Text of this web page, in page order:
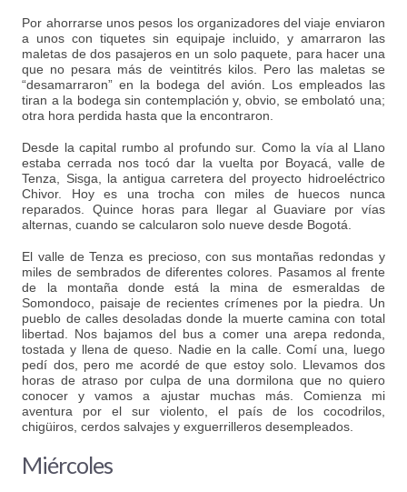
Por ahorrarse unos pesos los organizadores del viaje enviaron
a unos con tiquetes sin equipaje incluido, y amarraron las
maletas de dos pasajeros en un solo paquete, para hacer una
que no pesara más de veintitrés kilos. Pero las maletas se
“desamarraron” en la bodega del avión. Los empleados las
tiran a la bodega sin contemplación y, obvio, se embolató una;
otra hora perdida hasta que la encontraron.
Desde la capital rumbo al profundo sur. Como la vía al Llano
estaba cerrada nos tocó dar la vuelta por Boyacá, valle de
Tenza, Sisga, la antigua carretera del proyecto hidroeléctrico
Chivor. Hoy es una trocha con miles de huecos nunca
reparados. Quince horas para llegar al Guaviare por vías
alternas, cuando se calcularon solo nueve desde Bogotá.
El valle de Tenza es precioso, con sus montañas redondas y
miles de sembrados de diferentes colores. Pasamos al frente
de la montaña donde está la mina de esmeraldas de
Somondoco, paisaje de recientes crímenes por la piedra. Un
pueblo de calles desoladas donde la muerte camina con total
libertad. Nos bajamos del bus a comer una arepa redonda,
tostada y llena de queso. Nadie en la calle. Comí una, luego
pedí dos, pero me acordé de que estoy solo. Llevamos dos
horas de atraso por culpa de una dormilona que no quiero
conocer y vamos a ajustar muchas más. Comienza mi
aventura por el sur violento, el país de los cocodrilos,
chigüiros, cerdos salvajes y exguerrilleros desempleados.
Miércoles